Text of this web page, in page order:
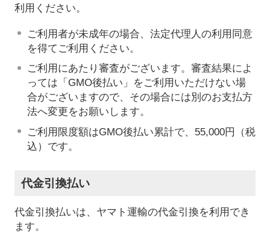
利用ください。
ご利用者が未成年の場合、法定代理人の利用同意
を得てご利用ください。
ご利用にあたり審査がございます。審査結果によ
っては「GMO後払い」をご利用いただけない場
合がございますので、その場合には別のお支払方
法へ変更をお願いします。
ご利用限度額はGMO後払い累計で、55,000円（税
込）です。
代金引換払い
代金引換払いは、ヤマト運輸の代金引換を利用でき
ます。